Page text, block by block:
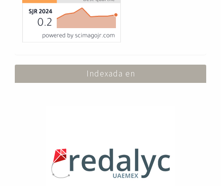
Indexada en